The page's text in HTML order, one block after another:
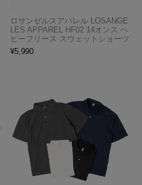
ロサンゼルスアパレル LOSANGE
LES APPAREL HF02 14オンス ヘ
ビーフリース スウェットショーツ
¥5,990